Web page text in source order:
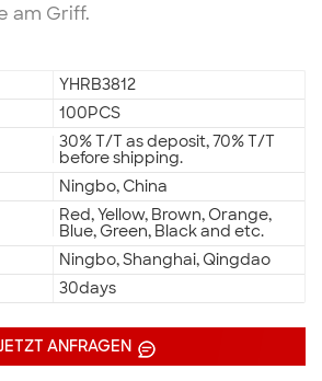
am Griff.
YHRB3812
100PCS
30% T/T as deposit, 70% T/T
before shipping.
Ningbo, China
Red, Yellow, Brown, Orange,
Blue, Green, Black and etc.
Ningbo, Shanghai, Qingdao
30days
ANFRAGEN